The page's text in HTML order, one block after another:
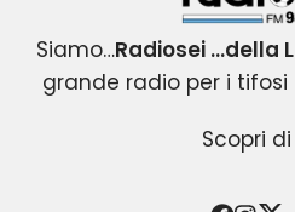
Siamo…Radiosei …della
grande radio per i tifosi
diventa
originale, che copre tutti
Scopri di